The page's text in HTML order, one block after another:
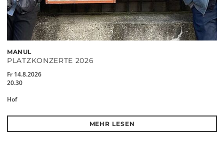
MANUL
PLATZKONZERTE 2026
Fr 14.8.2026
20.30
Hof
MEHR LESEN